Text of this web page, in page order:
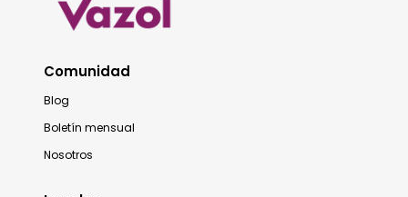
Comunidad
Blog
Boletín mensual
Nosotros